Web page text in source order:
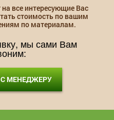
все интересующие Вас
стоимость по вашим
по материалам.
мы сами Вам
МЕНЕДЖЕРУ